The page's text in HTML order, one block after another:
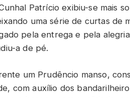
Patrício exibiu-se mais
uma série de curtas de
pela entrega e pela
a de pé.
um Prudêncio manso,
com auxílio dos